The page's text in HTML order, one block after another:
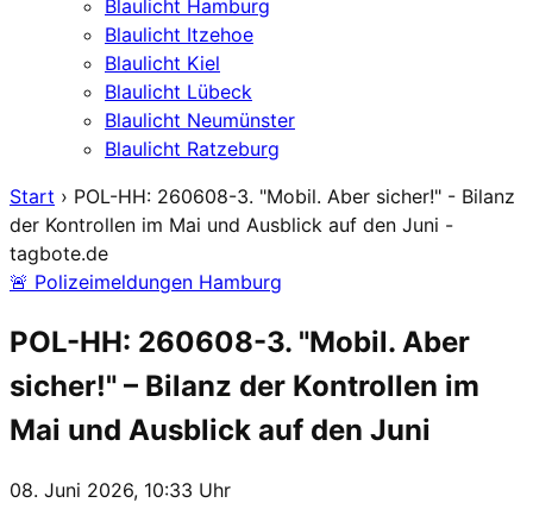
Blaulicht Hamburg
Blaulicht Itzehoe
Blaulicht Kiel
Blaulicht Lübeck
Blaulicht Neumünster
Blaulicht Ratzeburg
Start › POL-HH: 260608-3. "Mobil. Aber sicher!" - Bilanz
der Kontrollen im Mai und Ausblick auf den Juni -
tagbote.de
🚨 Polizeimeldungen Hamburg
POL-HH: 260608-3. "Mobil. Aber
sicher!" – Bilanz der Kontrollen im
Mai und Ausblick auf den Juni
08. Juni 2026, 10:33 Uhr